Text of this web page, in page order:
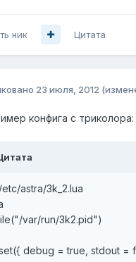
ник Цитата
23 июля, 2012
конфига с триколора:
astra/3k_2.lua
var/run/3k2.pid")
debug = true, stdout =